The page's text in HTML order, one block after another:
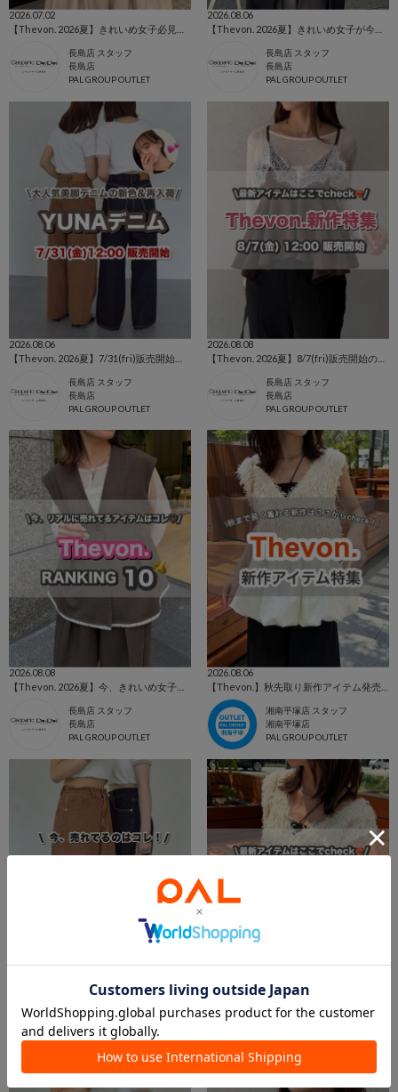
2026.07.02
長島店 スタッフ
長島店
PAL GROUP OUTLET
2026.08.06
長島店 スタッフ
長島店
PAL GROUP OUTLET
2026.08.06
長島店 スタッフ
長島店
PAL GROUP OUTLET
2026.08.08
【Thevon. 2026夏】8/7(fri)販売開始の新作アイテムまとめ🌷
長島店 スタッフ
長島店
PAL GROUP OUTLET
2026.08.08
長島店 スタッフ
長島店
PAL GROUP OUTLET
2026.08.06
湘南平塚店 スタッフ
湘南平塚店
PAL GROUP OUTLET
【キレイめ女子集まれ🧺】Thevon人気ランキングTOP10📣
鳥栖店 スタッフ
2026.08.02
【Thevon. 2026夏】7/31(fri)販売開始の新作アイテムまとめ🌷
長島店 スタッフ
長島店
PAL GROUP OUTLET